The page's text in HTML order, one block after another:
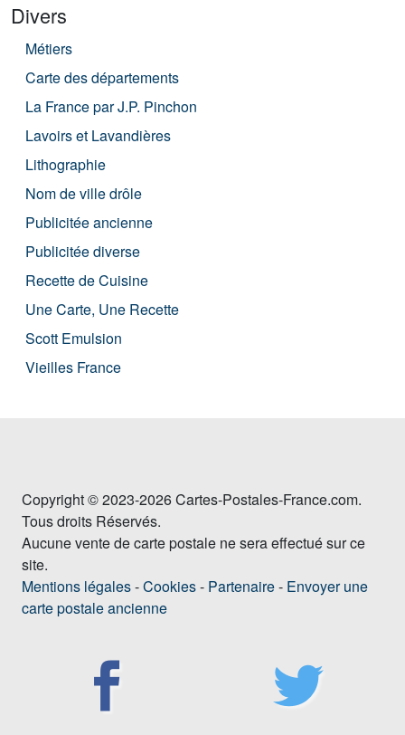
Divers
Métiers
Carte des départements
La France par J.P. Pinchon
Lavoirs et Lavandières
Lithographie
Nom de ville drôle
Publicitée ancienne
Publicitée diverse
Recette de Cuisine
Une Carte, Une Recette
Scott Emulsion
Vieilles France
Copyright © 2023-2026 Cartes-Postales-France.com.
Tous droits Réservés.
Aucune vente de carte postale ne sera effectué sur ce
site.
Mentions légales-Cookies- Partenaire- Envoyer une
carte postale ancienne